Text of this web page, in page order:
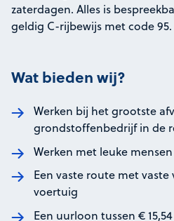
zaterdagen. Alles is
geldig C-rijbewijs met code 95.
Wat bieden wij?
Werken bij het grootste
grondstoffenbedrijf in de
Werken met leuke
Een vaste route met
voertuig
Een uurloon tussen €